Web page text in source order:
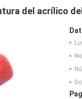
del acrílico